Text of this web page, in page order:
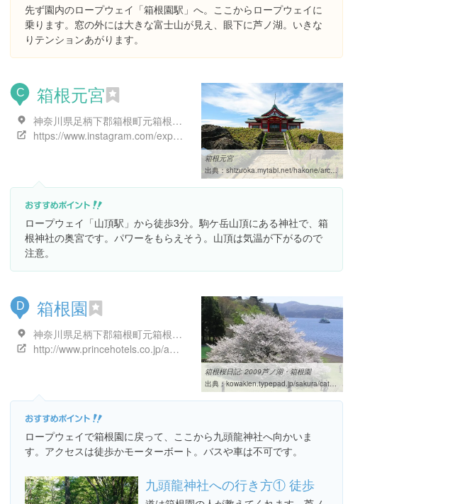
先ず園内のロープウェイ「箱根園駅」へ。ここからロープウェイに
乗ります。窓の外には大きな富士山が見え、眼下に芦ノ湖。いきな
りテンションあがります。
C 箱根元宮
神奈川県足柄下郡箱根町元箱根１１０
https://www.instagram.com/explore/locations/1424249541026403
箱根元宮
出典：shizuoka.mytabi.net/hakone/archives/hakone-motomiya.php
ロープウェイ「山頂駅」から徒歩3分。駒ケ岳山頂にある神社で、箱
根神社の奥宮です。パワーをもらえそう。山頂は気温が下がるので
注意。
D 箱根園
神奈川県足柄下郡箱根町元箱根１３９
http://www.princehotels.co.jp/amuse/hakone-en/
箱根桜日記: 2009芦ノ湖・箱根園
出典：kowakien.typepad.jp/sakura/cat5351017
ロープウェイで箱根園に戻って、ここから九頭龍神社へ向かいま
す。アクセスは徒歩かモーターボート。バスや車は不可です。
九頭龍神社への行き方① 徒歩